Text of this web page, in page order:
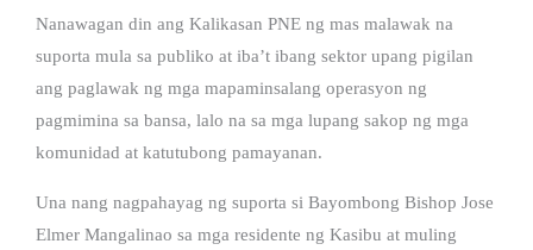
Nanawagan din ang Kalikasan PNE ng mas malawak na
suporta mula sa publiko at iba’t ibang sektor upang pigilan
ang paglawak ng mga mapaminsalang operasyon ng
pagmimina sa bansa, lalo na sa mga lupang sakop ng mga
komunidad at katutubong pamayanan.
Una nang nagpahayag ng suporta si Bayombong Bishop Jose
Elmer Mangalinao sa mga residente ng Kasibu at muling